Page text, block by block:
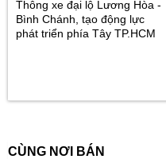
Thông xe đại lộ Lương Hòa -
Bình Chánh, tạo động lực
phát triển phía Tây TP.HCM
CÙNG NƠI BÁN